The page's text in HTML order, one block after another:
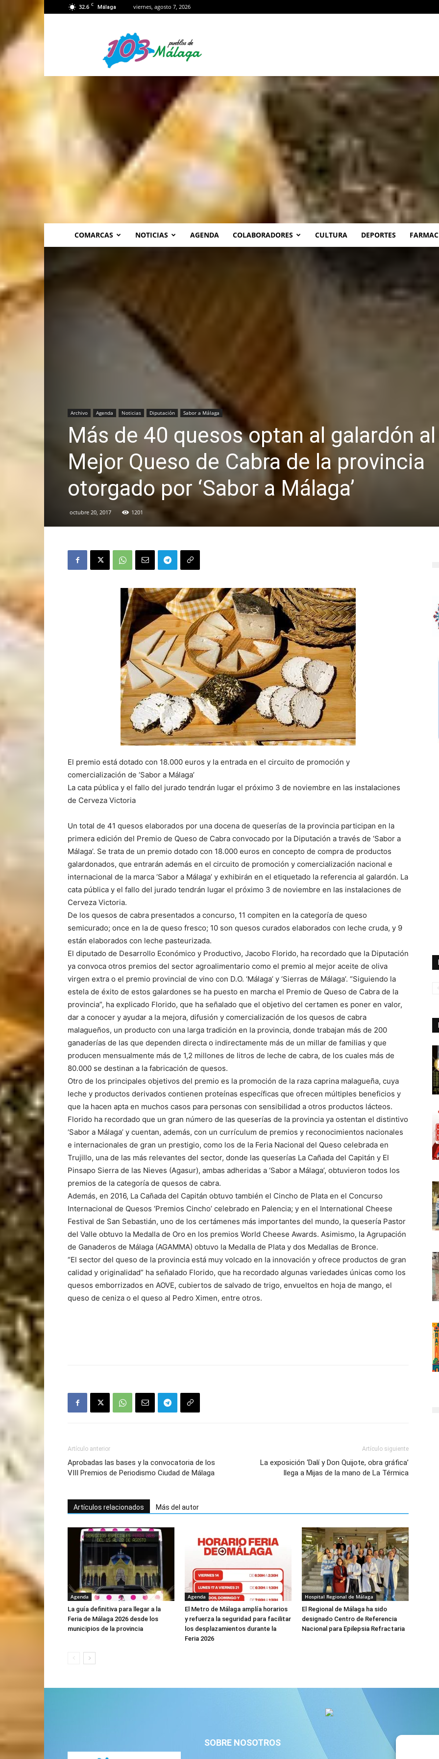
32.6 C Málaga viernes, agosto 7, 2026
Málaga
COMARCAS NOTICIAS AGENDA COLABORADORES CULTURA DEPORTES
Archivo Agenda Noticias Diputación Sabor a Málaga
Más de 40 quesos optan al galardón al
Mejor Queso de Cabra de la provincia
otorgado por ‘Sabor a Málaga’
octubre 20, 2017 1201
El premio está dotado con 18.000 euros y la entrada en el circuito de promoción y
comercialización de ‘Sabor a Málaga’
La cata pública y el fallo del jurado tendrán lugar el próximo 3 de noviembre en las instalaciones
de Cerveza Victoria
Un total de 41 quesos elaborados por una docena de queserías de la provincia participan en la
primera edición del Premio de Queso de Cabra convocado por la Diputación a través de ‘Sabor a
Málaga’. Se trata de un premio dotado con 18.000 euros en concepto de compra de productos
galardonados, que entrarán además en el circuito de promoción y comercialización nacional e
internacional de la marca ‘Sabor a Málaga’ y exhibirán en el etiquetado la referencia al galardón. La
cata pública y el fallo del jurado tendrán lugar el próximo 3 de noviembre en las instalaciones de
Cerveza Victoria.
De los quesos de cabra presentados a concurso, 11 compiten en la categoría de queso
semicurado; once en la de queso fresco; 10 son quesos curados elaborados con leche cruda, y 9
están elaborados con leche pasteurizada.
El diputado de Desarrollo Económico y Productivo, Jacobo Florido, ha recordado que la Diputación
ya convoca otros premios del sector agroalimentario como el premio al mejor aceite de oliva
virgen extra o el premio provincial de vino con D.O. ‘Málaga’ y ‘Sierras de Málaga’. “Siguiendo la
estela de éxito de estos galardones se ha puesto en marcha el Premio de Queso de Cabra de la
provincia”, ha explicado Florido, que ha señalado que el objetivo del certamen es poner en valor,
dar a conocer y ayudar a la mejora, difusión y comercialización de los quesos de cabra
malagueños, un producto con una larga tradición en la provincia, donde trabajan más de 200
ganaderías de las que dependen directa o indirectamente más de un millar de familias y que
producen mensualmente más de 1,2 millones de litros de leche de cabra, de los cuales más de
80.000 se destinan a la fabricación de quesos.
Otro de los principales objetivos del premio es la promoción de la raza caprina malagueña, cuya
leche y productos derivados contienen proteínas específicas que ofrecen múltiples beneficios y
que la hacen apta en muchos casos para personas con sensibilidad a otros productos lácteos.
Florido ha recordado que un gran número de las queserías de la provincia ya ostentan el distintivo
‘Sabor a Málaga’ y cuentan, además, con un currículum de premios y reconocimientos nacionales
e internacionales de gran un prestigio, como los de la Feria Nacional del Queso celebrada en
Trujillo, una de las más relevantes del sector, donde las queserías La Cañada del Capitán y El
Pinsapo Sierra de las Nieves (Agasur), ambas adheridas a ‘Sabor a Málaga’, obtuvieron todos los
premios de la categoría de quesos de cabra.
Además, en 2016, La Cañada del Capitán obtuvo también el Cincho de Plata en el Concurso
Internacional de Quesos ‘Premios Cincho’ celebrado en Palencia; y en el International Cheese
Festival de San Sebastián, uno de los certámenes más importantes del mundo, la quesería Pastor
del Valle obtuvo la Medalla de Oro en los premios World Cheese Awards. Asimismo, la Agrupación
de Ganaderos de Málaga (AGAMMA) obtuvo la Medalla de Plata y dos Medallas de Bronce.
“El sector del queso de la provincia está muy volcado en la innovación y ofrece productos de gran
calidad y originalidad” ha señalado Florido, que ha recordado algunas variedades únicas como los
quesos emborrizados en AOVE, cubiertos de salvado de trigo, envueltos en hoja de mango, el
queso de ceniza o el queso al Pedro Ximen, entre otros.
Artículo anterior
Aprobadas las bases y la convocatoria de los
VIII Premios de Periodismo Ciudad de Málaga
Artículo siguiente
La exposición ‘Dalí y Don Quijote, obra gráfica’
llega a Mijas de la mano de La Térmica
Artículos relacionados Más del autor
Agenda
La guía definitiva para llegar a la
Feria de Málaga 2026 desde los
municipios de la provincia
Agenda
El Metro de Málaga amplía horarios
y refuerza la seguridad para facilitar
los desplazamientos durante la
Feria 2026
Hospital Regional de Málaga
El Regional de Málaga ha sido
designado Centro de Referencia
Nacional para Epilepsia Refractaria
SOBRE NOSOTROS